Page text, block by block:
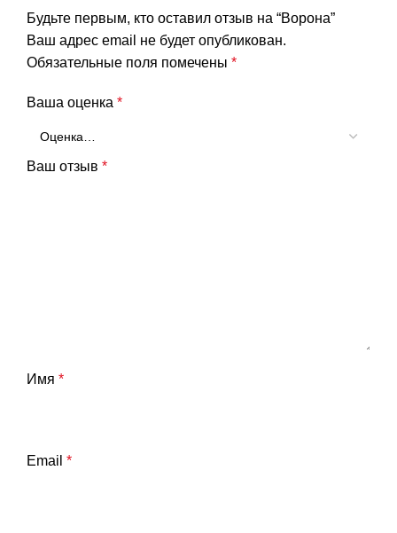
Будьте первым, кто оставил отзыв на “Ворона”
Ваш адрес email не будет опубликован.
Обязательные поля помечены *
Ваша оценка *
Ваш отзыв *
Имя *
Email *